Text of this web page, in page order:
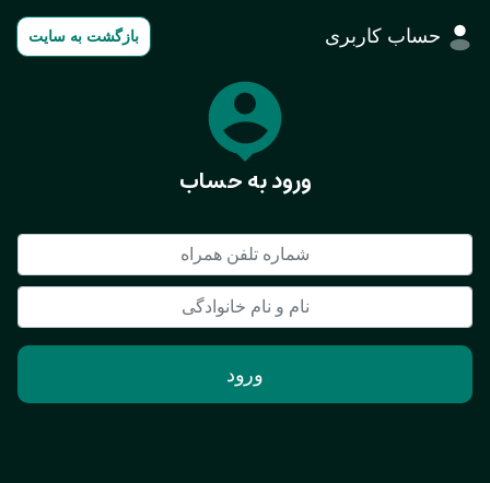
بازگشت به سایت
ورود به حساب
ورود